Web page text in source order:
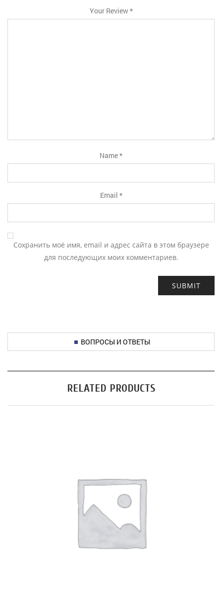
1 4
Your Review *
Name*
Email *
Сохранить моё имя, email и адрес сайта в этом браузере
для последующих моих комментариев.
ВОПРОСЫ И ОТВЕТЫ
RELATED PRODUCTS